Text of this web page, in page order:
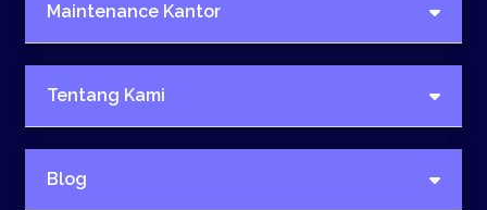
Maintenance Kantor
Tentang Kami
Blog